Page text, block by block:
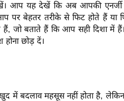
आप यह देखें कि अब आपकी
बेहतर तरीके से फिट होते हैं या
जो बताते हैं कि आप सही दिशा में
होना छोड़ दें।
में बदलाव महसूस नहीं होता है,